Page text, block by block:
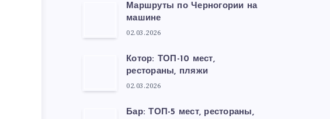
Маршруты по Черногории на
машине
02.03.2026
Котор: ТОП-10 мест,
рестораны, пляжи
02.03.2026
Бар: ТОП-5 мест, рестораны,